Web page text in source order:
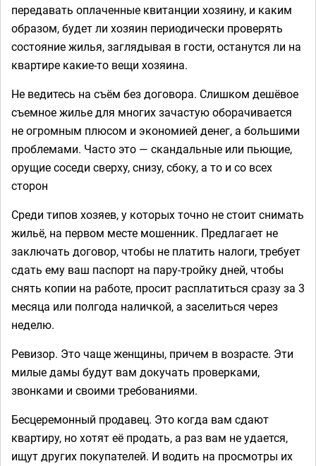
передавать оплаченные квитанции хозяину, и каким
образом, будет ли хозяин периодически проверять
состояние жилья, заглядывая в гости, останутся ли на
квартире какие-то вещи хозяина.
Не ведитесь на съём без договора. Слишком дешёвое
съемное жилье для многих зачастую оборачивается
не огромным плюсом и экономией денег, а большими
проблемами. Часто это — скандальные или пьющие,
орущие соседи сверху, снизу, сбоку, а то и со всех
сторон
Среди типов хозяев, у которых точно не стоит снимать
жильё, на первом месте мошенник. Предлагает не
заключать договор, чтобы не платить налоги, требует
сдать ему ваш паспорт на пару-тройку дней, чтобы
снять копии на работе, просит расплатиться сразу за 3
месяца или полгода наличкой, а заселиться через
неделю.
Ревизор. Это чаще женщины, причем в возрасте. Эти
милые дамы будут вам докучать проверками,
звонками и своими требованиями.
Бесцеремонный продавец. Это когда вам сдают
квартиру, но хотят её продать, а раз вам не удается,
ищут других покупателей. И водить на просмотры их